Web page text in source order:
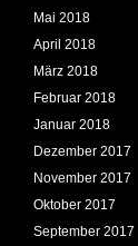
Mai 2018
April 2018
März 2018
Februar 2018
Januar 2018
Dezember 2017
November 2017
Oktober 2017
September 2017